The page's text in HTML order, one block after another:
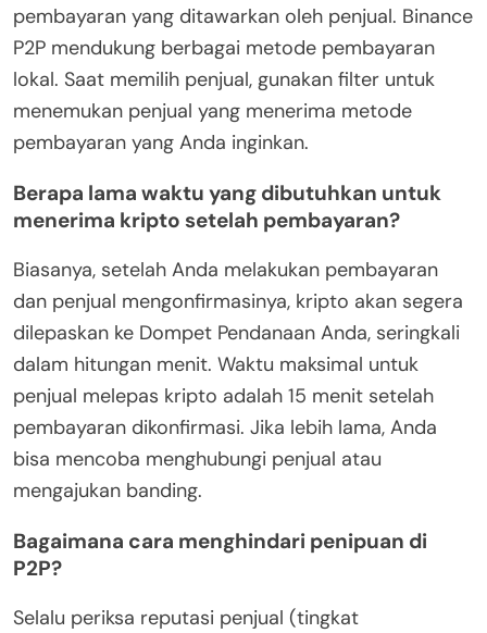
pembayaran yang ditawarkan oleh penjual. Binance
P2P mendukung berbagai metode pembayaran
lokal. Saat memilih penjual, gunakan filter untuk
menemukan penjual yang menerima metode
pembayaran yang Anda inginkan.
Berapa lama waktu yang dibutuhkan untuk
menerima kripto setelah pembayaran?
Biasanya, setelah Anda melakukan pembayaran
dan penjual mengonfirmasinya, kripto akan segera
dilepaskan ke Dompet Pendanaan Anda, seringkali
dalam hitungan menit. Waktu maksimal untuk
penjual melepas kripto adalah 15 menit setelah
pembayaran dikonfirmasi. Jika lebih lama, Anda
bisa mencoba menghubungi penjual atau
mengajukan banding.
Bagaimana cara menghindari penipuan di
P2P?
Selalu periksa reputasi penjual (tingkat